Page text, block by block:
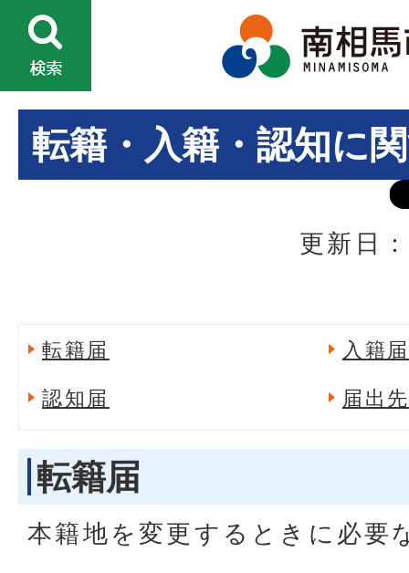
転籍・入籍・認知に
更新日
転籍届 入籍届
認知届 届出先
転籍届
本籍地を変更するときに必要